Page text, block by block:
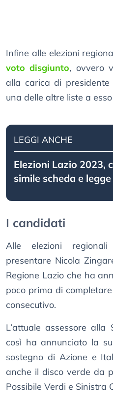
Infine alle elezioni
voto disgiunto, ovvero
alla carica di
una delle altre liste a
LEGGI ANCHE
Elezioni Lazio 2023,
simile scheda e
I candidati
Alle elezioni
presentare Nicola
Regione Lazio che ha
poco prima di
consecutivo.
L’attuale assessore alla
così ha annunciato la
sostegno di Azione e
anche il disco verde da
Possibile Verdi e Sinistra